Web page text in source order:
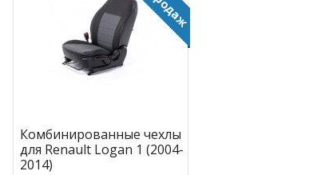
Комбинированные чехлы
для Renault Logan 1 (2004-
2014)